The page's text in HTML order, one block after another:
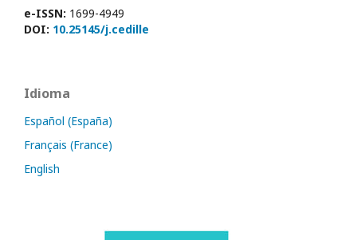
e-ISSN: 1699-4949
DOI: 10.25145/j.cedille
Idioma
Español (España)
Français (France)
English